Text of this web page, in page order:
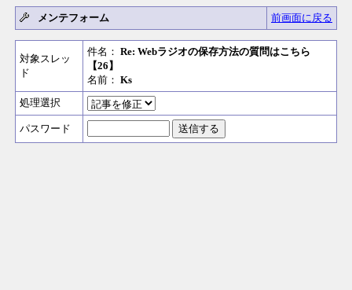
メンテフォーム 前画面に戻る
対象スレッ
ド
件名： Re: Webラジオの保存方法の質問はこちら
【26】
名前： Ks
処理選択
パスワード